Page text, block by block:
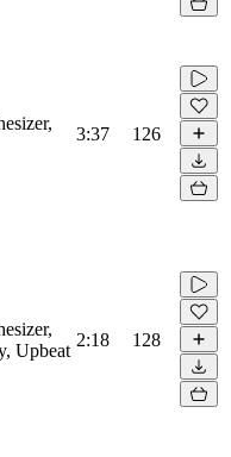
3:37 126
Upbeat
2:18 128